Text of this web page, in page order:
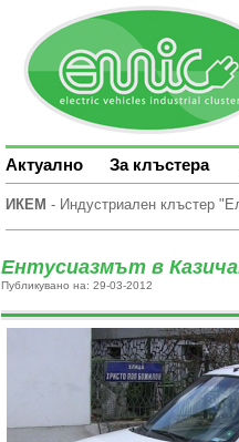
Актуално За клъстера
ИКЕМ - Индустриален клъстер
Ентусиазмът в
Публикувано на: 29-03-2012